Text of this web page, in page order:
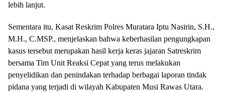
lebih lanjut.
Sementara itu, Kasat Reskrim Polres Muratara Iptu Nasirin, S.H.,
M.H., C.MSP., menjelaskan bahwa keberhasilan pengungkapan
kasus tersebut merupakan hasil kerja keras jajaran Satreskrim
bersama Tim Unit Reaksi Cepat yang terus melakukan
penyelidikan dan penindakan terhadap berbagai laporan tindak
pidana yang terjadi di wilayah Kabupaten Musi Rawas Utara.